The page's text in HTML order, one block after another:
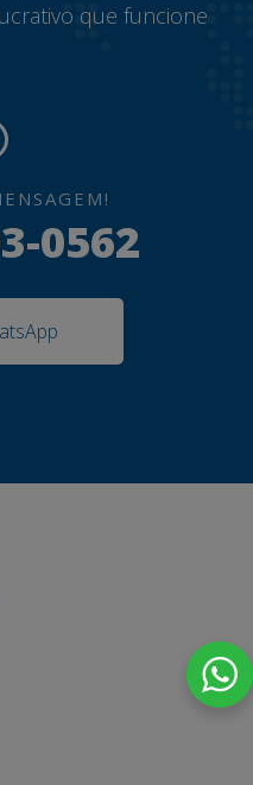
que funcione
0562